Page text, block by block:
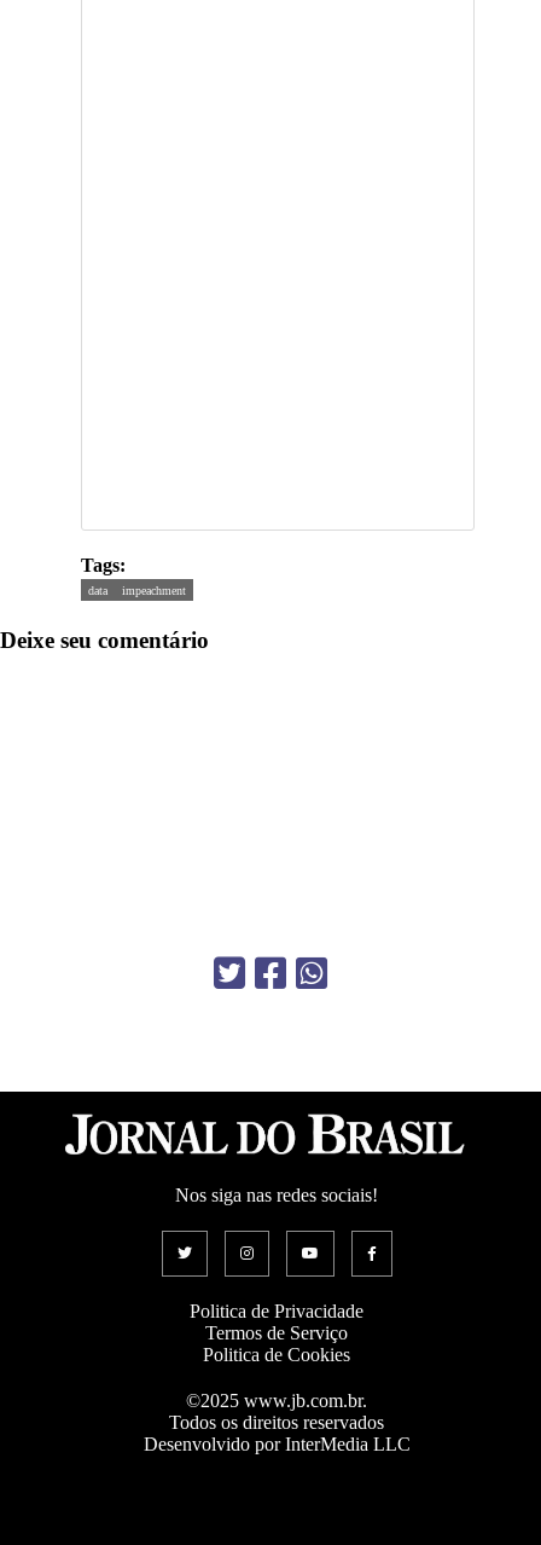
Tags:
data impeachment
Deixe seu comentário
Nos siga nas redes sociais!
Politica de Privacidade
Termos de Serviço
Politica de Cookies
©2025 www.jb.com.br.
Todos os direitos reservados
Desenvolvido por InterMedia LLC